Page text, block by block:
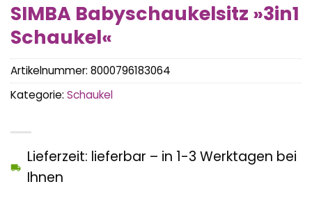
SIMBA Babyschaukelsitz »3in1
Schaukel«
Lieferzeit: lieferbar – in 1-3 Werktagen bei
Ihnen
Artikelnummer: 8000796183064
Kategorie: Schaukel